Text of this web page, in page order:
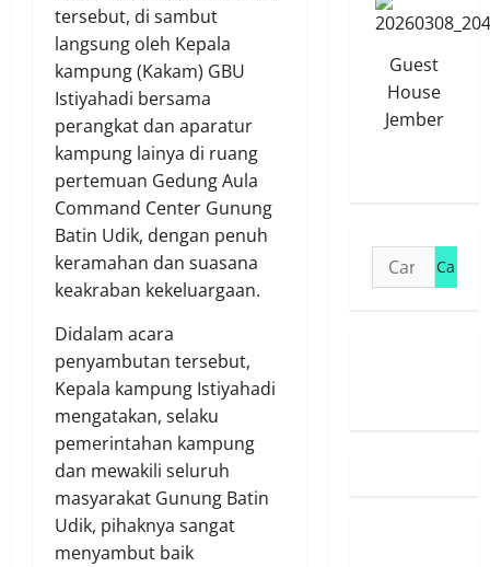
tersebut, di sambut
langsung oleh Kepala
kampung (Kakam) GBU
Istiyahadi bersama
perangkat dan aparatur
kampung lainya di ruang
pertemuan Gedung Aula
Command Center Gunung
Batin Udik, dengan penuh
keramahan dan suasana
keakraban kekeluargaan.
Didalam acara
penyambutan tersebut,
Kepala kampung Istiyahadi
mengatakan, selaku
pemerintahan kampung
dan mewakili seluruh
masyarakat Gunung Batin
Udik, pihaknya sangat
menyambut baik
Guest
House
Jember
Cari
untuk: